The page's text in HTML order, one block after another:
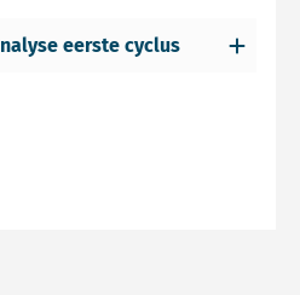
eerste cyclus